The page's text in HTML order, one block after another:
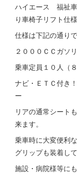
ハイエース 福祉
り車椅子リフト仕様
仕様は下記の通りで
２０００ＣＣガソ
乗車定員１０人（
ナビ・ＥＴＣ付き
ー
リアの通常シート
来ます。
乗車時に大変便利
グリップも装着し
施設・病院様等に